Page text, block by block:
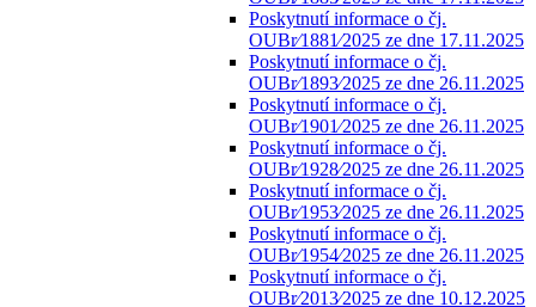
Poskytnutí informace o čj.
OUBr⁄1881⁄2025 ze dne 17.11.2025
Poskytnutí informace o čj.
OUBr⁄1893⁄2025 ze dne 26.11.2025
Poskytnutí informace o čj.
OUBr⁄1901⁄2025 ze dne 26.11.2025
Poskytnutí informace o čj.
OUBr⁄1928⁄2025 ze dne 26.11.2025
Poskytnutí informace o čj.
OUBr⁄1953⁄2025 ze dne 26.11.2025
Poskytnutí informace o čj.
OUBr⁄1954⁄2025 ze dne 26.11.2025
Poskytnutí informace o čj.
OUBr⁄2013⁄2025 ze dne 10.12.2025